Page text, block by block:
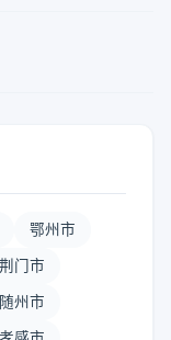
鄂州市
荆门市
随州市